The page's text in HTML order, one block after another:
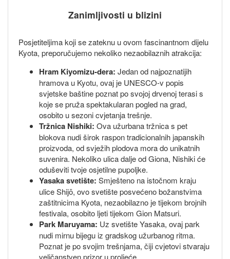
Zanimljivosti u blizini
Posjetiteljima koji se zateknu u ovom fascinantnom dijelu
Kyota, preporučujemo nekoliko nezaobilaznih atrakcija:
Hram Kiyomizu-dera: Jedan od najpoznatijih
hramova u Kyotu, ovaj je UNESCO-v popis
svjetske baštine poznat po svojoj drvenoj terasi s
koje se pruža spektakularan pogled na grad,
osobito u sezoni cvjetanja trešnje.
Tržnica Nishiki: Ova užurbana tržnica s pet
blokova nudi širok raspon tradicionalnih japanskih
proizvoda, od svježih plodova mora do unikatnih
suvenira. Nekoliko ulica dalje od Giona, Nishiki će
oduševiti tvoje osjetilne pupoljke.
Yasaka svetište: Smješteno na istočnom kraju
ulice Shijō, ovo svetište posvećeno božanstvima
zaštitnicima Kyota, nezaobilazno je tijekom brojnih
festivala, osobito ljeti tijekom Gion Matsuri.
Park Maruyama: Uz svetište Yasaka, ovaj park
nudi mirnu bijegu iz gradskog užurbanog ritma.
Poznat je po svojim trešnjama, čiji cvjetovi stvaraju